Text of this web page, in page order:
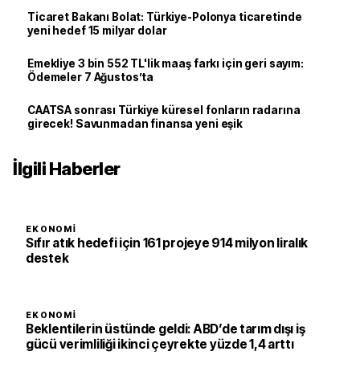
Ticaret Bakanı Bolat: Türkiye-Polonya ticaretinde
yeni hedef 15 milyar dolar
Emekliye 3 bin 552 TL'lik maaş farkı için geri sayım:
Ödemeler 7 Ağustos’ta
CAATSA sonrası Türkiye küresel fonların radarına
girecek! Savunmadan finansa yeni eşik
İlgili Haberler
EKONOMI
Sıfır atık hedefi için 161 projeye 914 milyon liralık
destek
EKONOMI
Beklentilerin üstünde geldi: ABD’de tarım dışı iş
gücü verimliliği ikinci çeyrekte yüzde 1,4 arttı